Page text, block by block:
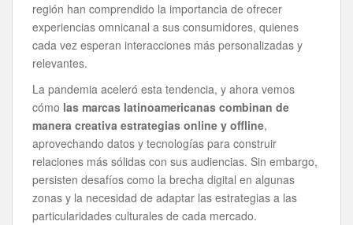
región han comprendido la importancia de ofrecer
experiencias omnicanal a sus consumidores, quienes
cada vez esperan interacciones más personalizadas y
relevantes.
La pandemia aceleró esta tendencia, y ahora vemos
cómo las marcas latinoamericanas combinan de
manera creativa estrategias online y offline,
aprovechando datos y tecnologías para construir
relaciones más sólidas con sus audiencias. Sin embargo,
persisten desafíos como la brecha digital en algunas
zonas y la necesidad de adaptar las estrategias a las
particularidades culturales de cada mercado.